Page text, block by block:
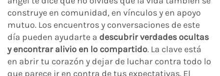
construye en comunidad, en vínculos y en apoyo
mutuo. Los encuentros y conversaciones de este
día pueden ayudarte a descubrir verdades ocultas
y encontrar alivio en lo compartido. La clave está
en abrir tu corazón y dejar de luchar contra todo lo
que parece ir en contra de tus expectativas. El